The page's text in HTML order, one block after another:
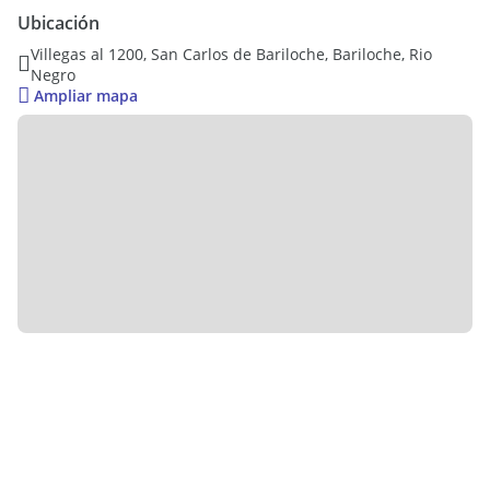
Inicio de obra: febrero 2025
Entrega prevista: septiembre 2026.
Unidad disponible
departamentos en planta alta.
Ubicación
Villegas al 1200, San Carlos de Bariloche, Bariloche, Rio
Negro
Ampliar mapa